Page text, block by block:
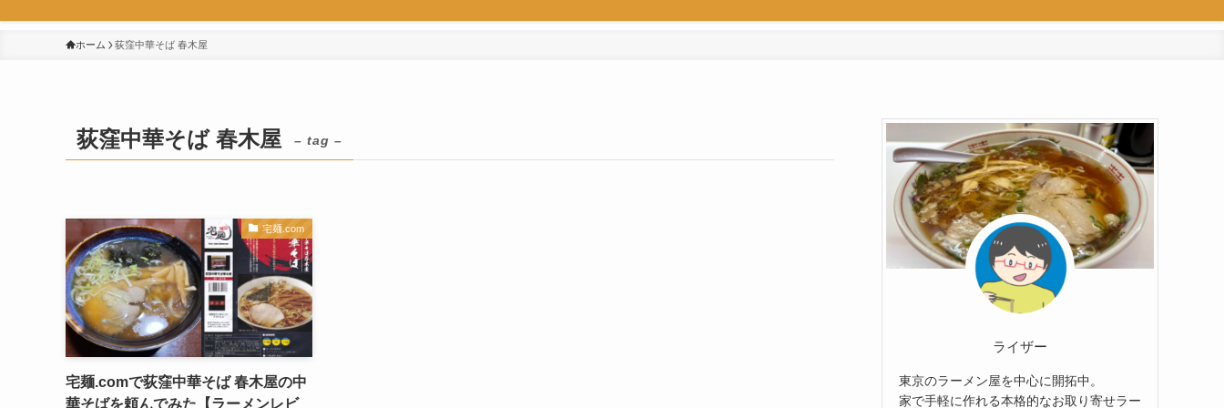
ホーム 荻窪中華そば 春木屋
荻窪中華そば 春木屋 – tag –
宅麺.com
宅麺.comで荻窪中華そば 春木屋の中
華そばを頼んでみた【ラーメンレビ
ライザー
東京のラーメン屋を中心に開拓中。
家で手軽に作れる本格的なお取り寄せラー